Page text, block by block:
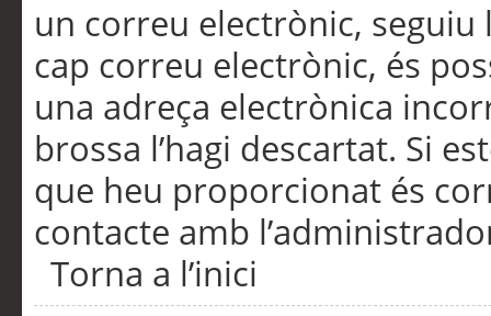
un correu electrònic,
cap correu electrònic, és
una adreça electrònica
brossa l’hagi descartat. Si
que heu proporcionat és
contacte amb
Torna a l’inici